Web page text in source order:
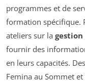
programmes et de
formation spécifique.
ateliers sur la gestion
fournir des
en leurs capacités.
Femina au Sommet